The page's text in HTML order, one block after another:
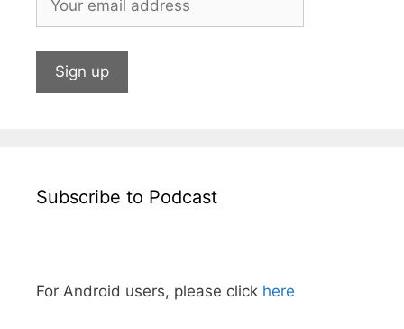
Subscribe to Podcast
For Android users, please click here